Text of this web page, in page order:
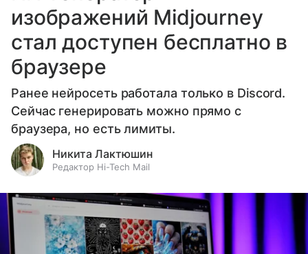
изображений Midjourney
стал доступен бесплатно в
браузере
Ранее нейросеть работала только в Discord.
Сейчас генерировать можно прямо с
браузера, но есть лимиты.
Никита Лактюшин
Редактор Hi-Tech Mail